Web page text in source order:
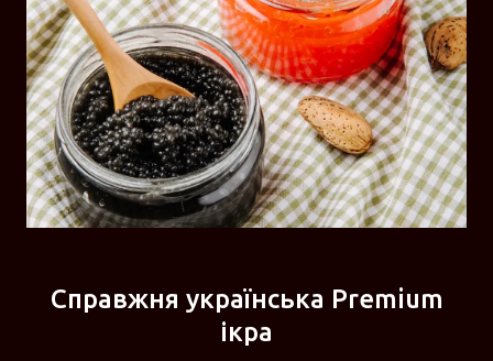
Справжня українська Premium
ікра